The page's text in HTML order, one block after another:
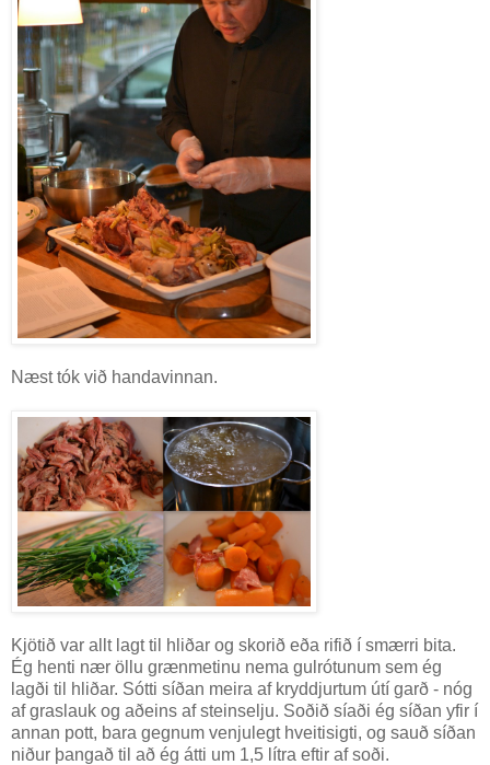
Næst tók við handavinnan.
Kjötið var allt lagt til hliðar og skorið eða rifið í smærri bita.
Ég henti nær öllu grænmetinu nema gulrótunum sem ég
lagði til hliðar. Sótti síðan meira af kryddjurtum útí garð - nóg
af graslauk og aðeins af steinselju. Soðið síaði ég síðan yfir í
annan pott, bara gegnum venjulegt hveitisigti, og sauð síðan
niður þangað til að ég átti um 1,5 lítra eftir af soði.